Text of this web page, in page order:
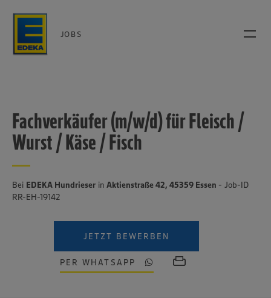
JOBS
Fachverkäufer (m/w/d) für Fleisch /
Wurst / Käse / Fisch
Bei EDEKA Hundrieser in Aktienstraße 42, 45359 Essen - Job-ID
RR-EH-19142
JETZT BEWERBEN
PER WHATSAPP